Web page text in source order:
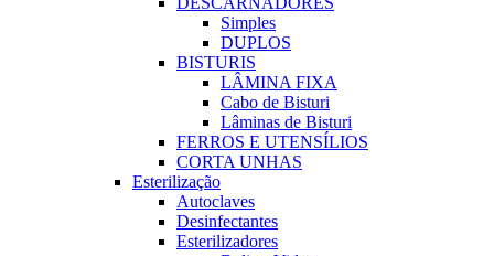
Simples
DUPLOS
BISTURIS
LÂMINA FIXA
Cabo de Bisturi
Lâminas de Bisturi
FERROS E UTENSÍLIOS
CORTA UNHAS
Esterilização
Autoclaves
Desinfectantes
Esterilizadores